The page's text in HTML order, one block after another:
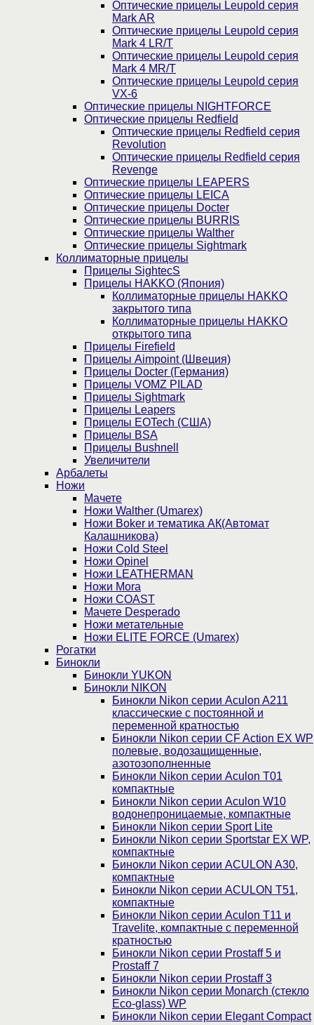
Оптические прицелы Leupold серия
Mark AR
Оптические прицелы Leupold серия
Mark 4 LR/T
Оптические прицелы Leupold серия
Mark 4 MR/T
Оптические прицелы Leupold серия
VX-6
Оптические прицелы NIGHTFORCE
Оптические прицелы Redfield
Оптические прицелы Redfield серия
Revolution
Оптические прицелы Redfield серия
Revenge
Оптические прицелы LEAPERS
Оптические прицелы LEICA
Оптические прицелы Docter
Оптические прицелы BURRIS
Оптические прицелы Walther
Оптические прицелы Sightmark
Коллиматорные прицелы
Прицелы SightecS
Прицелы HAKKO (Япония)
Коллиматорные прицелы HAKKO
закрытого типа
Коллиматорные прицелы HAKKO
открытого типа
Прицелы Firefield
Прицелы Aimpoint (Швеция)
Прицелы Docter (Германия)
Прицелы VOMZ PILAD
Прицелы Sightmark
Прицелы Leapers
Прицелы EOTech (США)
Прицелы BSA
Прицелы Bushnell
Увеличители
Арбалеты
Ножи
Мачете
Ножи Walther (Umarex)
Ножи Boker и тематика АК(Автомат
Калашникова)
Ножи Cold Steel
Ножи Opinel
Ножи LEATHERMAN
Ножи Mora
Ножи COAST
Мачете Desperado
Ножи метательные
Ножи ELITE FORCE (Umarex)
Рогатки
Бинокли
Бинокли YUKON
Бинокли NIKON
Бинокли Nikon серии Aculon A211
классические с постоянной и
переменной кратностью
Бинокли Nikon серии СF Action EX WP
полевые, водозащищенные,
азотозополненные
Бинокли Nikon серии Aculon T01
компактные
Бинокли Nikon серии Aculon W10
водонепроницаемые, компактные
Бинокли Nikon серии Sport Lite
Бинокли Nikon серии Sportstar EX WP,
компактные
Бинокли Nikon серии ACULON A30,
компактные
Бинокли Nikon серии ACULON Т51,
компактные
Бинокли Nikon серии Aculon T11 и
Travelite, компактные с переменной
кратностью
Бинокли Nikon серии Prostaff 5 и
Prostaff 7
Бинокли Nikon серии Prostaff 3
Бинокли Nikon серии Monarch (стекло
Eco-glass) WP
Бинокли Nikon серии Elegant Compact